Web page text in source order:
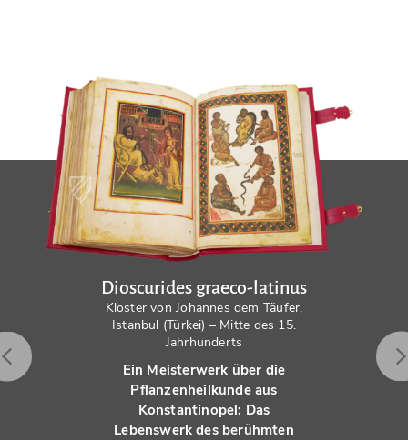
Dioscurides graeco-latinus
Kloster von Johannes dem Täufer,
Istanbul (Türkei) – Mitte des 15.
Jahrhunderts
Ein Meisterwerk über die
Pflanzenheilkunde aus
Konstantinopel: Das
Lebenswerk des berühmten